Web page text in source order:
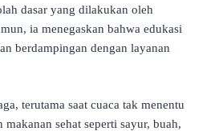
dasar yang dilakukan oleh
ia menegaskan bahwa edukasi
berdampingan dengan layanan
terutama saat cuaca tak menentu
makanan sehat seperti sayur, buah,